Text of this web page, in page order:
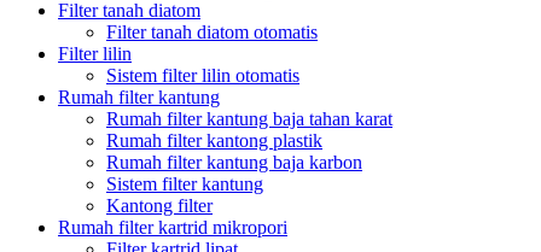
Filter tanah diatom
Filter tanah diatom otomatis
Filter lilin
Sistem filter lilin otomatis
Rumah filter kantung
Rumah filter kantung baja tahan karat
Rumah filter kantong plastik
Rumah filter kantung baja karbon
Sistem filter kantung
Kantong filter
Rumah filter kartrid mikropori